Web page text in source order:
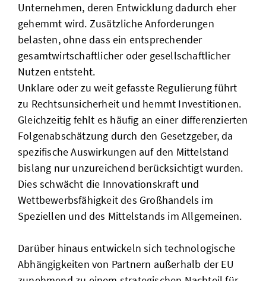
Unternehmen, deren Entwicklung dadurch eher
gehemmt wird. Zusätzliche Anforderungen
belasten, ohne dass ein entsprechender
gesamtwirtschaftlicher oder gesellschaftlicher
Nutzen entsteht.
Unklare oder zu weit gefasste Regulierung führt
zu Rechtsunsicherheit und hemmt Investitionen.
Gleichzeitig fehlt es häufig an einer differenzierten
Folgenabschätzung durch den Gesetzgeber, da
spezifische Auswirkungen auf den Mittelstand
bislang nur unzureichend berücksichtigt wurden.
Dies schwächt die Innovationskraft und
Wettbewerbsfähigkeit des Großhandels im
Speziellen und des Mittelstands im Allgemeinen.
Darüber hinaus entwickeln sich technologische
Abhängigkeiten von Partnern außerhalb der EU